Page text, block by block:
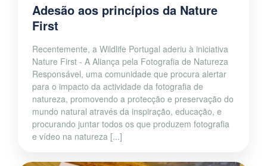
Adesão aos princípios da Nature
First
Recentemente, a Wildlife Portugal aderiu à iniciativa
Nature First - A Aliança pela Fotografia de Natureza
Responsável, uma comunidade que procura alertar
para o impacto da actividade da fotografia de
natureza, promovendo a protecção e preservação do
mundo natural através da inspiração, educação, e
procurando juntar todos os que produzem fotografia
e vídeo na natureza [...]